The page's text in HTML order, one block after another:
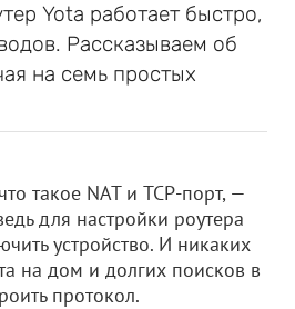
Yota работает быстро,
Рассказываем об
на семь простых
такое NAT и TCP-порт, —
для настройки роутера
устройство. И никаких
на дом и долгих поисков в
протокол.